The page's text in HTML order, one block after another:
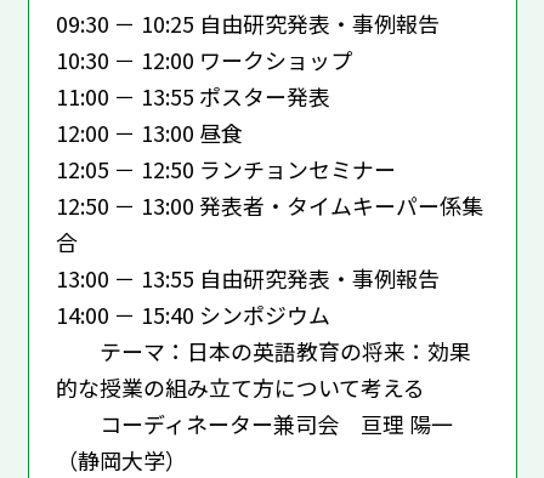
09:30 － 10:25 自由研究発表・事例報告
10:30 － 12:00 ワークショップ
11:00 － 13:55 ポスター発表
12:00 － 13:00 昼食
12:05 － 12:50 ランチョンセミナー
12:50 － 13:00 発表者・タイムキーパー係集
合
13:00 － 13:55 自由研究発表・事例報告
14:00 － 15:40 シンポジウム
テーマ：日本の英語教育の将来：効果
的な授業の組み立て方について考える
コーディネーター兼司会 亘理 陽一
（静岡大学）